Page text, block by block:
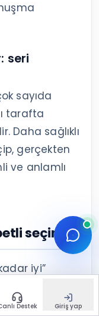
seri
sayıda
tarafta
Daha sağlıklı
gerçekten
ve anlamlı
seçim
iyi”
ilgili
Daha
Destek Giriş yap